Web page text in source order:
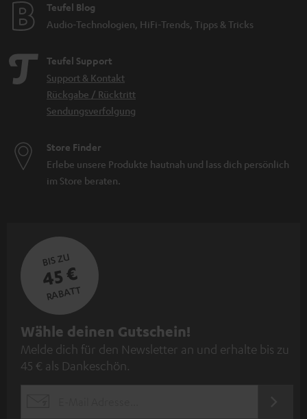
Teufel Blog
Audio-Technologien, HiFi-Trends, Tipps & Tricks
Teufel Support
Support & Kontakt
Rückgabe / Rücktritt
Sendungsverfolgung
Store Finder
Erlebe unsere Produkte hautnah und lass dich persönlich
im Store beraten.
BIS ZU
45 €
RABATT
N
e
w
Wähle deinen Gutschein!
Melde dich für den Newsletter an und erhalte bis zu
45 € als Dankeschön.